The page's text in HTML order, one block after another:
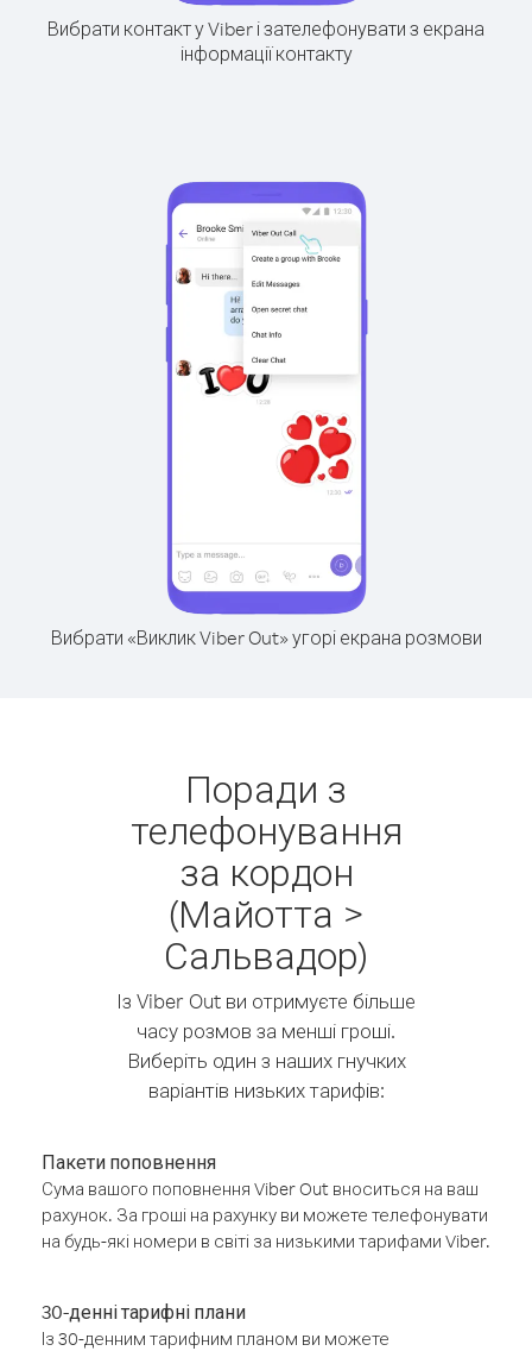
Вибрати контакт у Viber і зателефонувати з екрана
інформації контакту
Вибрати «Виклик Viber Out» угорі екрана розмови
Поради з
телефонування
за кордон
(Майотта >
Сальвадор)
Із Viber Out ви отримуєте більше
часу розмов за менші гроші.
Виберіть один з наших гнучких
варіантів низьких тарифів:
Пакети поповнення
Сума вашого поповнення Viber Out вноситься на ваш
рахунок. За гроші на рахунку ви можете телефонувати
на будь-які номери в світі за низькими тарифами Viber.
30-денні тарифні плани
Із 30-денним тарифним планом ви можете